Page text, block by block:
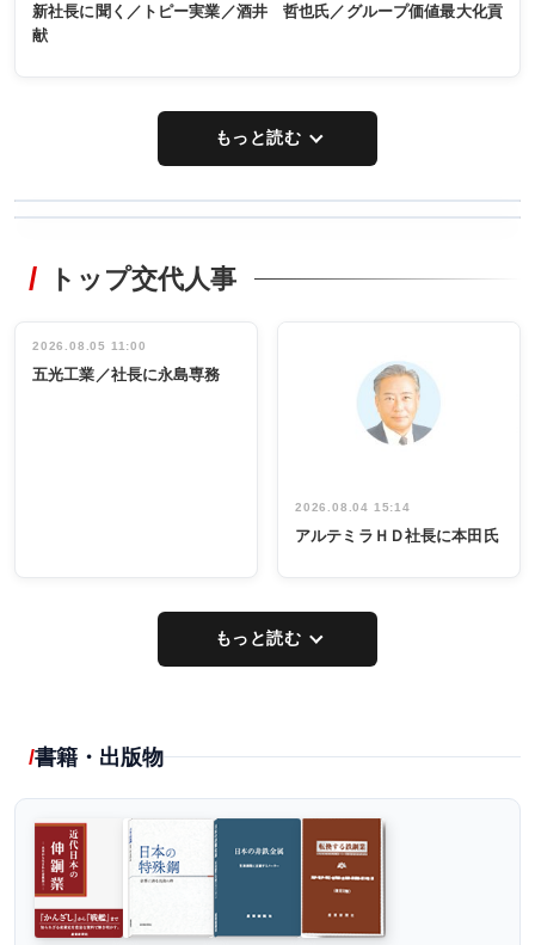
新社長に聞く／トピー実業／酒井 哲也氏／グループ価値最大化貢
献
もっと読む
非鉄業界で
インタビュ
ー／社内ア
タックトレー
祝う 業界関
係者ら220人
出席
トップ交代人事
2026.08.05 11:00
五光工業／社長に永島専務
2026.08.04 15:14
アルテミラＨＤ社長に本田氏
もっと読む
書籍・出版物